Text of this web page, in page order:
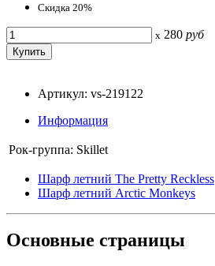
Скидка 20%
x 280 руб
Артикул: vs-219122
Информация
Рок-группа: Skillet
Шарф летний The Pretty Reckless
Шарф летний Arctic Monkeys
Основные страницы